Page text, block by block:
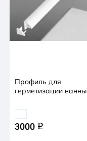
Профиль для
герметизации ванны
3000 q